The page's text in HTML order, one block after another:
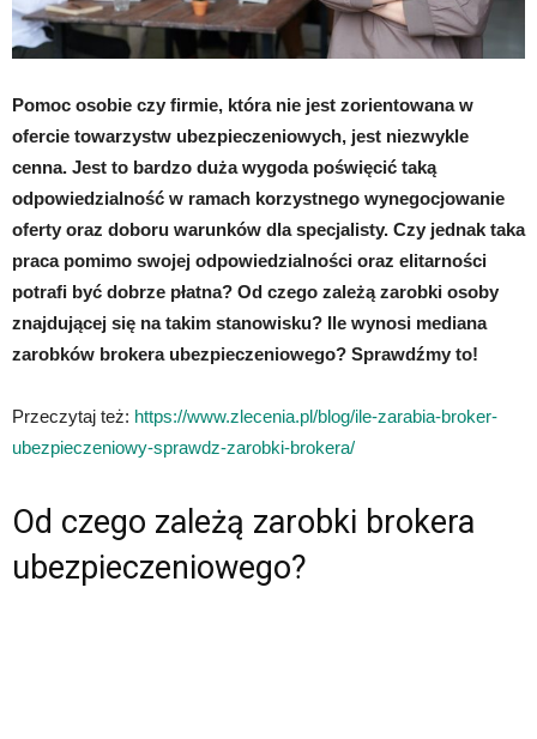
Pomoc osobie czy firmie, która nie jest zorientowana w
ofercie towarzystw ubezpieczeniowych, jest niezwykle
cenna. Jest to bardzo duża wygoda poświęcić taką
odpowiedzialność w ramach korzystnego wynegocjowanie
oferty oraz doboru warunków dla specjalisty. Czy jednak taka
praca pomimo swojej odpowiedzialności oraz elitarności
potrafi być dobrze płatna? Od czego zależą zarobki osoby
znajdującej się na takim stanowisku? Ile wynosi mediana
zarobków brokera ubezpieczeniowego? Sprawdźmy to!
Przeczytaj też: https://www.zlecenia.pl/blog/ile-zarabia-broker-
ubezpieczeniowy-sprawdz-zarobki-brokera/
Od czego zależą zarobki brokera
ubezpieczeniowego?